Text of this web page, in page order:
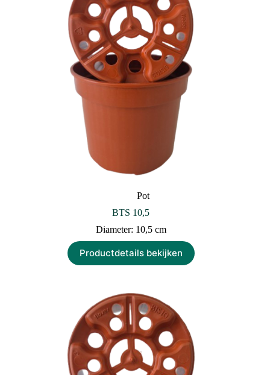
Pot
BTS 10,5
Diameter: 10,5 cm
Productdetails bekijken